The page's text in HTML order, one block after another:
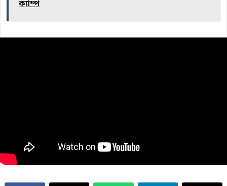
ক্যাম্প